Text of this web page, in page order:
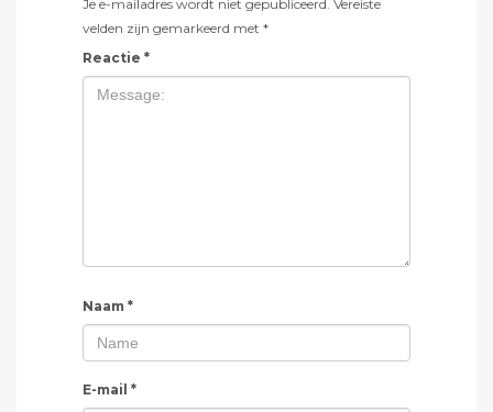
Je e-mailadres wordt niet gepubliceerd. Vereiste
velden zijn gemarkeerd met *
Reactie *
Naam *
E-mail *